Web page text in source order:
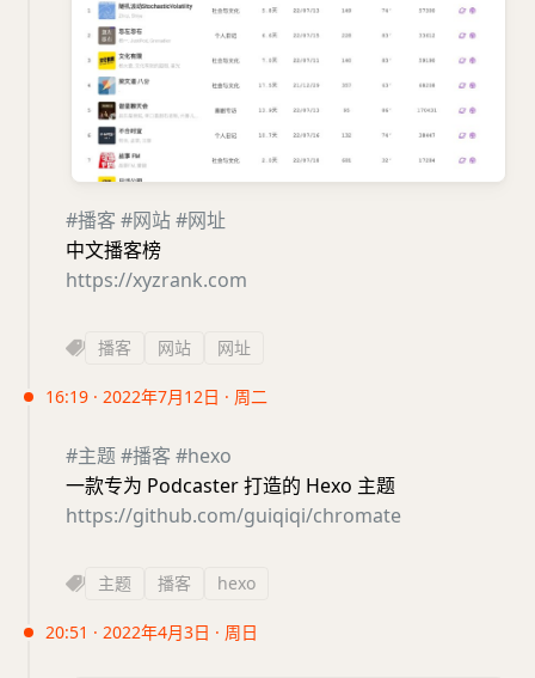
#播客 #网站#网址
中文播客榜
https://xyzrank.com
播客 网站 网址
16:19 · 2022年7月12日 · 周二
#主题#播客 #hexo
一款专为 Podcaster 打造的 Hexo 主题
https://github.com/guiqiqi/chromate
主题 播客 hexo
20:51 · 2022年4月3日 · 周日